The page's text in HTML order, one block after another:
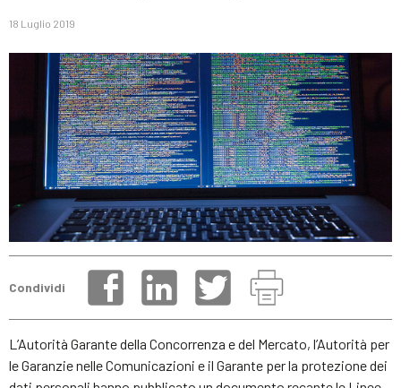
18 Luglio 2019
Condividi
L’Autorità Garante della Concorrenza e del Mercato, l’Autorità per
le Garanzie nelle Comunicazioni e il Garante per la protezione dei